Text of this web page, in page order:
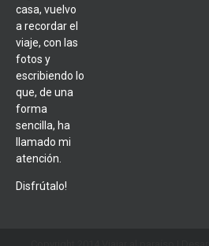
casa, vuelvo
a recordar el
viaje, con las
fotos y
escribiendo lo
que, de una
forma
sencilla, ha
llamado mi
atención.
Disfrútalo!